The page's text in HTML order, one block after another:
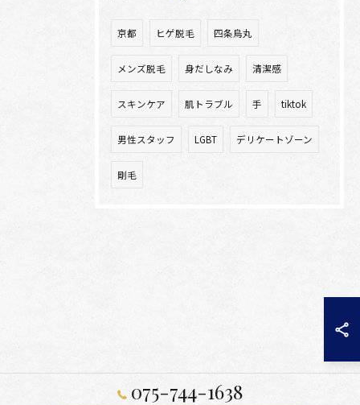
京都 ヒゲ脱毛 四条烏丸
メンズ脱毛 身だしなみ 清潔感
スキンケア 肌トラブル 手 tiktok
男性スタッフ LGBT デリケートゾーン
剛毛
075-744-1638